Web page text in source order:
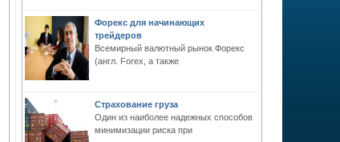
Форекс для начинающих
трейдеров
Всемирный валютный рынок Форекс
(англ. Forex, а также
Страхование груза
Один из наиболее надежных способов
минимизации риска при